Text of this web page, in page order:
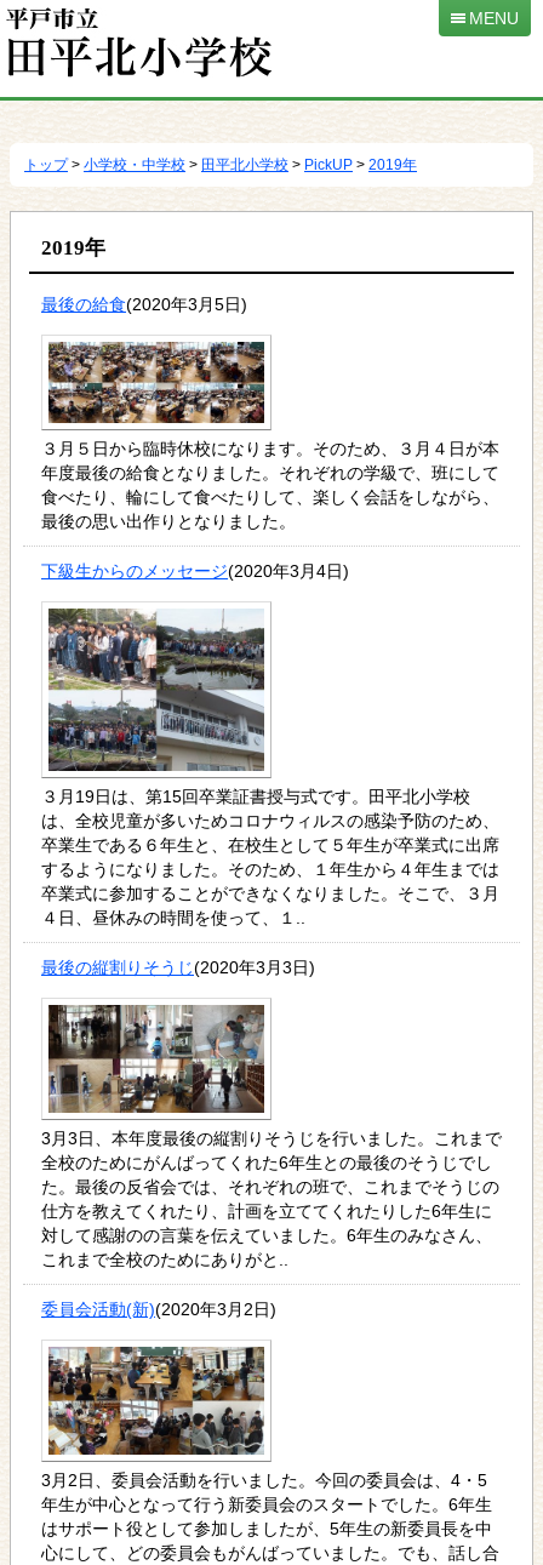
移
MENU
トップ> 小学校・中学校 > 田平北小学校 > PickUP > 2019年
2019年
最後の給食(2020年3月5日)
３月５日から臨時休校になります。そのため、３月４日が本
年度最後の給食となりました。それぞれの学級で、班にして
食べたり、輪にして食べたりして、楽しく会話をしながら、
最後の思い出作りとなりました。
下級生からのメッセージ(2020年3月4日)
３月19日は、第15回卒業証書授与式です。田平北小学校
は、全校児童が多いためコロナウィルスの感染予防のため、
卒業生である６年生と、在校生として５年生が卒業式に出席
するようになりました。そのため、１年生から４年生までは
卒業式に参加することができなくなりました。そこで、３月
４日、昼休みの時間を使って、１..
最後の縦割りそうじ(2020年3月3日)
3月3日、本年度最後の縦割りそうじを行いました。これまで
全校のためにがんばってくれた6年生との最後のそうじでし
た。最後の反省会では、それぞれの班で、これまでそうじの
仕方を教えてくれたり、計画を立ててくれたりした6年生に
対して感謝のの言葉を伝えていました。6年生のみなさん、
これまで全校のためにありがと..
委員会活動(新)(2020年3月2日)
3月2日、委員会活動を行いました。今回の委員会は、4・5
年生が中心となって行う新委員会のスタートでした。6年生
はサポート役として参加しましたが、5年生の新委員長を中
心にして、どの委員会もがんばっていました。でも、話し合